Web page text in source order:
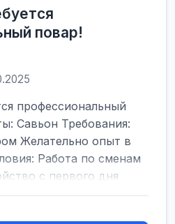
повар!
профессиональный
Савьон Требования:
Желательно опыт в
Работа по сменам
с первого дня